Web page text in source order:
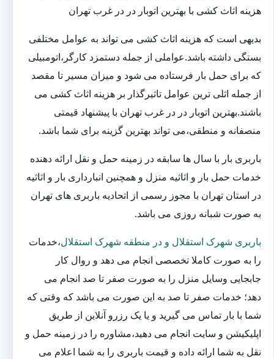
هزینه اثاث کشی با بهترین اتوبار در در غرب تهران
بدیهی است که هزینه اثاث کشی می تواند به عوامل مختلفی
بستگی داشته باشد.عواملی از جمله دستمزد کارگر،اتومبیلی
که برای حمل بار فرستاده می شود و میزان مسیر تا مقصد
از جمله اثلی ترین عوامل تاثیرگذار بر هزینه اثاث کشی می
باشند.بهترین اتوبار در در غرب تهران با پیشنهاد قیمتی
منصفانه و منطقی،می تواند بهترین گزینه برای شما باشد.
باربری بار با سال ها سابقه در زمینه حمل و نقل ارائه دهنده
خدمات حمل بار و اثاثیه منزل و همچنین انبارداری بار و اثاثیه
در استان تهران با مجوز رسمی از اتحادیه باربری های تهران
به صورت شبانه روزی می باشد.
باربری شهرک استقلال و در منطقه شهرک استقلال،خدمات
را به صورت کاملا تخصصی انجام می دهد و روال کار
جابجایی وسایل منزل را به صورت صفر تا صد انجام می
دهد؛ خدمات صفر تا صد به این صورت می باشد که وقتی که
شما با بار تماس می گیرید و یا یک رزرو آنلاین از طریق
اپلیکیشن و سایت انجام می دهید،مشاوره را در زمینه حمل و
نقل به شما ارائه داده و قیمت باربری را به شما اعلام می